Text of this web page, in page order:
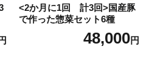
<2か月に1回 計3回>国産豚
で作った惣菜セット6種
48,000円